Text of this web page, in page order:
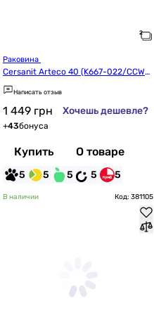
Cersanit Arteco 40 (K667-022/CCWF1
006211911)
Написать отзыв
1 449 грн Хочешь дешевле?
+43бонуса
Купить О товаре
5 5 5 5 5
В наличии Код: 381105